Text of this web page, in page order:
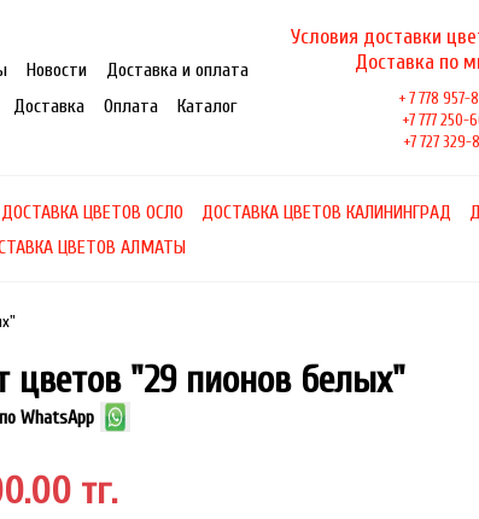
Новости
Доставка и оплата
Доставка Оплата Каталог
Условия доставки
Доставка по
+ 7 778 957-
+7 777 250-
+7 727 329-
ДОСТАВКА ЦВЕТОВ ОСЛО ДОСТАВКА ЦВЕТОВ КАЛИНИНГРАД
ЦВЕТОВ АЛМАТЫ
цветов "29 пионов белых"
WhatsApp
тг.